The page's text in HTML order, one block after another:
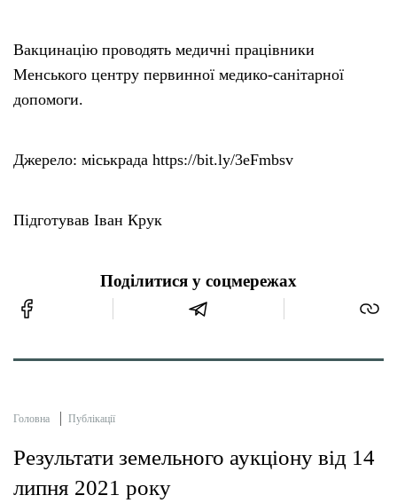
Вакцинацію проводять медичні працівники
Менського центру первинної медико-санітарної
допомоги.
Джерело: міськрада https://bit.ly/3eFmbsv
Підготував Іван Крук
Поділитися у соцмережах
Головна Публікації
Результати земельного аукціону від 14
липня 2021 року